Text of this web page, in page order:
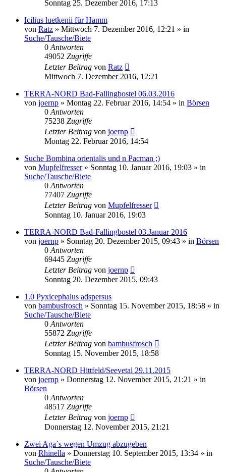
Sonntag 25. Dezember 2016, 17:13
Icilius luetkenii für Hamm
von Ratz » Mittwoch 7. Dezember 2016, 12:21 » in
Suche/Tausche/Biete
0 Antworten
49052 Zugriffe
Letzter Beitrag von Ratz
Mittwoch 7. Dezember 2016, 12:21
TERRA-NORD Bad-Fallingbostel 06.03.2016
von joernp » Montag 22. Februar 2016, 14:54 » in Börsen
0 Antworten
75238 Zugriffe
Letzter Beitrag von joernp
Montag 22. Februar 2016, 14:54
Suche Bombina orientalis und n Pacman ;)
von Mupfelfresser» Sonntag 10. Januar 2016, 19:03 » in
Suche/Tausche/Biete
0 Antworten
77407 Zugriffe
Letzter Beitrag von Mupfelfresser
Sonntag 10. Januar 2016, 19:03
TERRA-NORD Bad-Fallingbostel 03.Januar 2016
von joernp » Sonntag 20. Dezember 2015, 09:43 » in Börsen
0 Antworten
69445 Zugriffe
Letzter Beitrag von joernp
Sonntag 20. Dezember 2015, 09:43
1.0 Pyxicephalus adspersus
von bambusfrosch » Sonntag 15. November 2015, 18:58 » in
Suche/Tausche/Biete
0 Antworten
55872 Zugriffe
Letzter Beitrag von bambusfrosch
Sonntag 15. November 2015, 18:58
TERRA-NORD Hittfeld/Seevetal 29.11.2015
von joernp » Donnerstag 12. November 2015, 21:21 » in
Börsen
0 Antworten
48517 Zugriffe
Letzter Beitrag von joernp
Donnerstag 12. November 2015, 21:21
Zwei Aga`s wegen Umzug abzugeben
von Rhinella » Donnerstag 10. September 2015, 13:34 » in
Suche/Tausche/Biete